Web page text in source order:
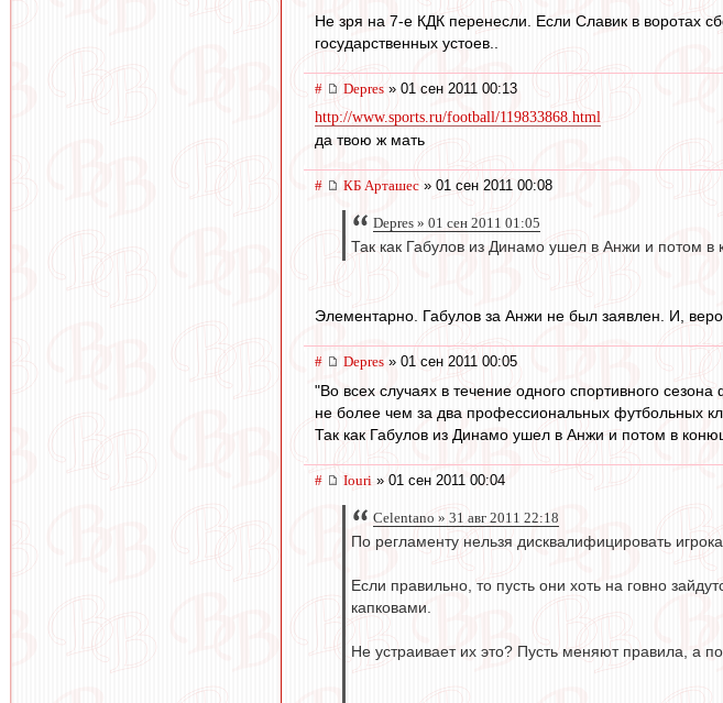
Не зря на 7-е КДК перенесли. Если Славик в воротах
государственных устоев..
# Depres » 01 сен 2011 00:13
http://www.sports.ru/football/119833868.html
да твою ж мать
# КБ Арташес » 01 сен 2011 00:08
Depres » 01 сен 2011 01:05
Так как Габулов из Динамо ушел в Анжи и потом
Элементарно. Габулов за Анжи не был заявлен. И,
# Depres » 01 сен 2011 00:05
"Во всех случаях в течение одного спортивного
не более чем за два профессиональных футбольных
Так как Габулов из Динамо ушел в Анжи и потом в
# Iouri » 01 сен 2011 00:04
Celentano » 31 авг 2011 22:18
По регламенту нельзя дисквалифицировать
Если правильно, то пусть они хоть на говно
капковами.
Не устраивает их это? Пусть меняют правила, а